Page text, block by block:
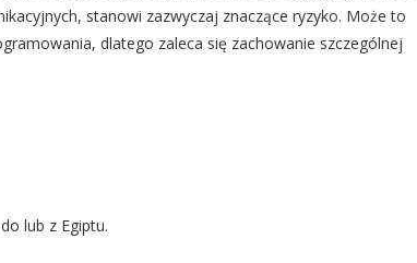
stanowi zazwyczaj znaczące ryzyko. Może to
dlatego zaleca się zachowanie szczególnej
lub z Egiptu.